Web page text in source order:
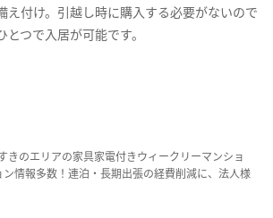
え付け。引越し時に購入する必要がないので
とつで入居が可能です。
きのエリアの家具家電付きウィークリーマンショ
情報多数！連泊・長期出張の経費削減に、法人様